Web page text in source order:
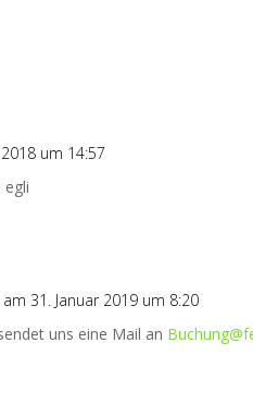
um 14:57
egli
am 31. Januar 2019 um 8:20
uns eine Mail an